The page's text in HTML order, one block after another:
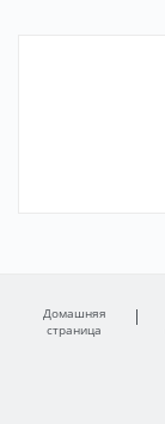
Домашняя
страница